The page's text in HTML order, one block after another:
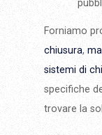
Forniamo
chiusura,
sistemi di
specifiche
trovare la